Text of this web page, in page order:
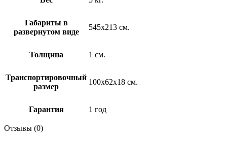
Габариты в
развернутом виде
545х213 см.
Толщина 1 см.
Транспортировочный
размер
100х62х18 см.
Гарантия 1 год
Отзывы (0)